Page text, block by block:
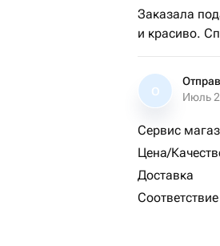
Заказала
и красиво.
О
Июль
Сервис
Цена/
Доставка
Соответствие